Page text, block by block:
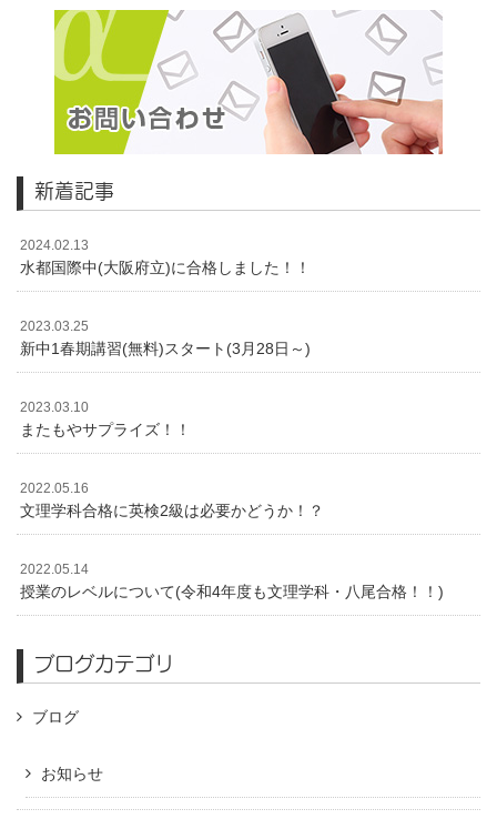
新着記事
2024.02.13
水都国際中(大阪府立)に合格しました！！
2023.03.25
新中1春期講習(無料)スタート(3月28日～)
2023.03.10
またもやサプライズ！！
2022.05.16
文理学科合格に英検2級は必要かどうか！？
2022.05.14
授業のレベルについて(令和4年度も文理学科・八尾合格！！)
ブログカテゴリ
ブログ
お知らせ